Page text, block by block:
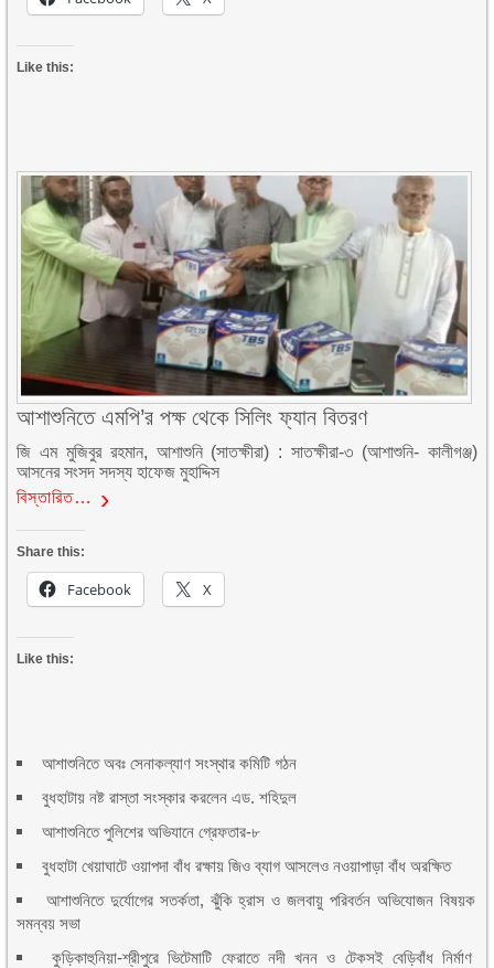
Like this:
আশাশুনিতে এমপি’র পক্ষ থেকে সিলিং ফ্যান বিতরণ
জি এম মুজিবুর রহমান, আশাশুনি (সাতক্ষীরা) : সাতক্ষীরা-৩ (আশাশুনি- কালীগঞ্জ)
আসনের সংসদ সদস্য হাফেজ মুহাদ্দিস
বিস্তারিত…
Share this:
Facebook X
Like this:
আশাশুনিতে অবঃ সেনাকল্যাণ সংস্থার কমিটি গঠন
বুধহাটায় নষ্ট রাস্তা সংস্কার করলেন এড. শহিদুল
আশাশুনিতে পুলিশের অভিযানে গ্রেফতার-৮
বুধহাটা খেয়াঘাটে ওয়াপদা বাঁধ রক্ষায় জিও ব্যাগ আসলেও নওয়াপাড়া বাঁধ অরক্ষিত
আশাশুনিতে দুর্যোগের সতর্কতা, ঝুঁকি হ্রাস ও জলবায়ু পরিবর্তন অভিযোজন বিষয়ক
সমন্বয় সভা
কুড়িকাহুনিয়া-শ্রীপুরে ভিটেমাটি ফেরাতে নদী খনন ও টেকসই বেড়িবাঁধ নির্মাণ